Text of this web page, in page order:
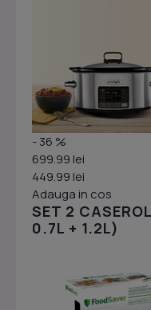
- 36 %
699.99 lei
449.99 lei
Adauga in cos
SET 2
0.7L + 1.2L)